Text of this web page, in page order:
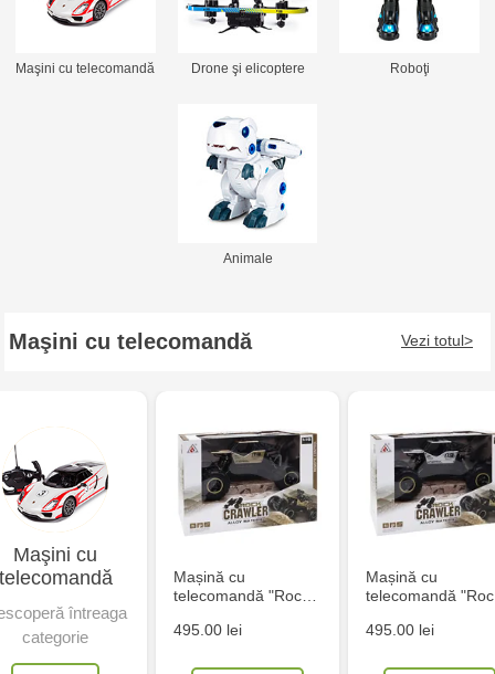
Maşini cu telecomandă Drone şi elicoptere Roboţi
Animale
Maşini cu telecomandă Vezi totul
Maşini cu
întreaga
categorie
Mașină cu
telecomandă "Roc…
495.00 lei
Mașină cu
telecomandă
495.00 lei